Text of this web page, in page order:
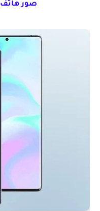
صور هاتف ZTE Axon 30 Ultra